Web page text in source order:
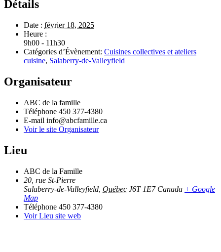
Détails
Date : février 18, 2025
Heure :
9h00 - 11h30
Catégories d’Évènement: Cuisines collectives et ateliers
cuisine, Salaberry-de-Valleyfield
Organisateur
ABC de la famille
Téléphone 450 377-4380
E-mail info@abcfamille.ca
Voir le site Organisateur
Lieu
ABC de la Famille
20, rue St-Pierre
Salaberry-de-Valleyfield Québec J6T 1E7 Canada + Google
Map
Téléphone 450 377-4380
Voir Lieu site web